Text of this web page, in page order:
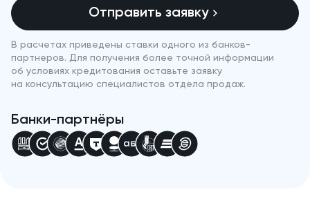
Отправить заявку
В расчетах приведены ставки одного из банков-
партнеров. Для получения более точной информации
об условиях кредитования оставьте заявку
на консультацию специалистов отдела продаж.
Банки-партнёры